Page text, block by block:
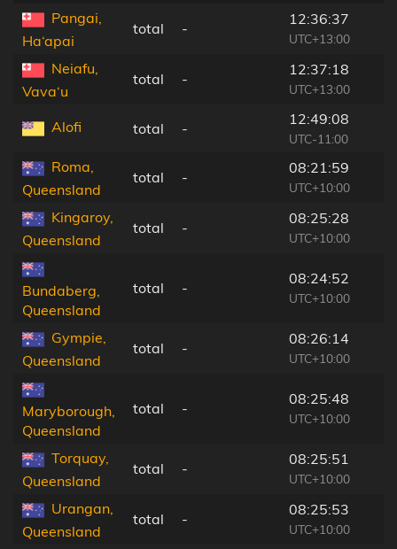
Pangai,
Ha‘apai
total -
12:36:37
UTC+13:00
Neiafu,
Vava‘u
total -
12:37:18
UTC+13:00
Alofi total -
12:49:08
UTC-11:00
Roma,
Queensland
total -
08:21:59
UTC+10:00
Kingaroy,
Queensland
total -
08:25:28
UTC+10:00
Bundaberg,
Queensland
total -
08:24:52
UTC+10:00
Gympie,
Queensland
total -
08:26:14
UTC+10:00
Maryborough,
Queensland
total -
08:25:48
UTC+10:00
Torquay,
Queensland
total -
08:25:51
UTC+10:00
Urangan,
Queensland
total -
08:25:53
UTC+10:00